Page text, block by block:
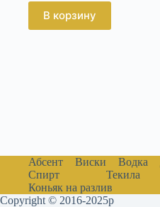
В корзину
Абсент Виски Водка
Спирт
Текила
Коньяк на разлив
Copyright © 2016-2025р